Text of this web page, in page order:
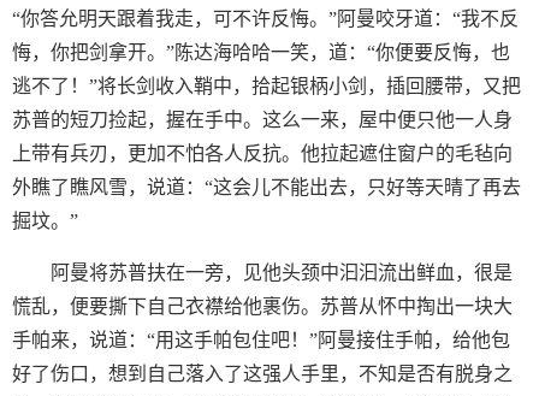
“你答允明天跟着我走，可不许反悔。”阿曼咬牙道：“我不反
悔，你把剑拿开。”陈达海哈哈一笑，道：“你便要反悔，也
逃不了！”将长剑收入鞘中，拾起银柄小剑，插回腰带，又把
苏普的短刀捡起，握在手中。这么一来，屋中便只他一人身
上带有兵刃，更加不怕各人反抗。他拉起遮住窗户的毛毡向
外瞧了瞧风雪，说道：“这会儿不能出去，只好等天晴了再去
掘坟。”
阿曼将苏普扶在一旁，见他头颈中汩汩流出鲜血，很是
慌乱，便要撕下自己衣襟给他裹伤。苏普从怀中掏出一块大
手帕来，说道：“用这手帕包住吧！”阿曼接住手帕，给他包
好了伤口，想到自己落入了这强人手里，不知是否有脱身之